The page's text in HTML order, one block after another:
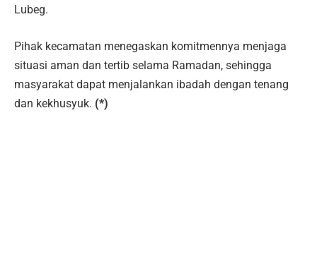
Lubeg.
Pihak kecamatan menegaskan komitmennya menjaga
situasi aman dan tertib selama Ramadan, sehingga
masyarakat dapat menjalankan ibadah dengan tenang
dan kekhusyuk. (*)